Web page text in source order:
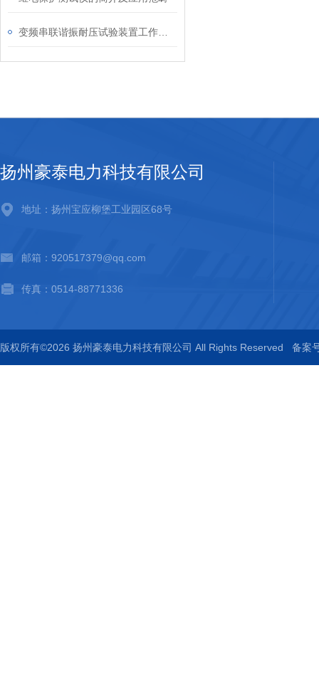
扬州豪泰电力科技有限公司
地址：扬州宝应柳堡工业园区68号
邮箱：920517379@qq.com
传真：0514-88771336
版权所有©2026 扬州豪泰电力科技有限公司 All Rights Reserved 备案